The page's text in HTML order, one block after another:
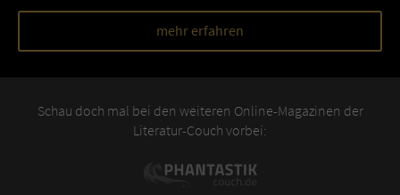
mehr erfahren
Schau doch mal bei den weiteren Online-Magazinen der
Literatur-Couch vorbei: